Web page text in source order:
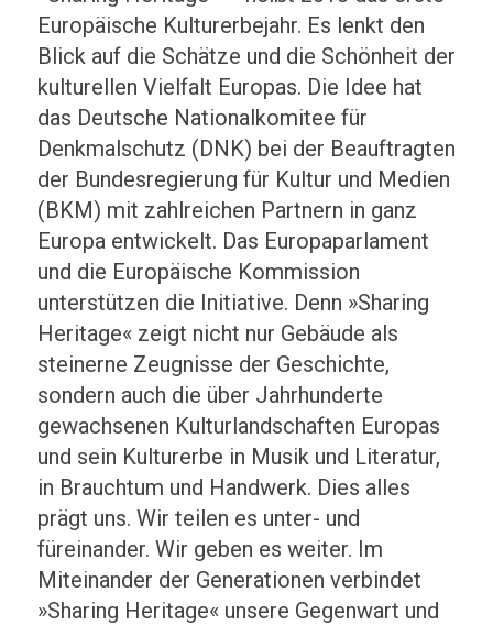
Europäische Kulturerbejahr. Es lenkt den
Blick auf die Schätze und die Schönheit der
kulturellen Vielfalt Europas. Die Idee hat
das Deutsche Nationalkomitee für
Denkmalschutz (DNK) bei der Beauftragten
der Bundesregierung für Kultur und Medien
(BKM) mit zahlreichen Partnern in ganz
Europa entwickelt. Das Europaparlament
und die Europäische Kommission
unterstützen die Initiative. Denn »Sharing
Heritage« zeigt nicht nur Gebäude als
steinerne Zeugnisse der Geschichte,
sondern auch die über Jahrhunderte
gewachsenen Kulturlandschaften Europas
und sein Kulturerbe in Musik und Literatur,
in Brauchtum und Handwerk. Dies alles
prägt uns. Wir teilen es unter- und
füreinander. Wir geben es weiter. Im
Miteinander der Generationen verbindet
»Sharing Heritage« unsere Gegenwart und